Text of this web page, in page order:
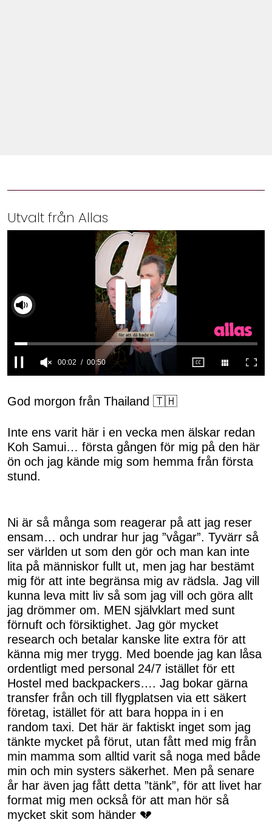
Utvalt från Allas
of
50
God morgon från Thailand 🇹🇭
Inte ens varit här i en vecka men älskar redan
Koh Samui… första gången för mig på den här
ön och jag kände mig som hemma från första
stund.
Ni är så många som reagerar på att jag reser
ensam… och undrar hur jag ”vågar”. Tyvärr så
ser världen ut som den gör och man kan inte
lita på människor fullt ut, men jag har bestämt
mig för att inte begränsa mig av rädsla. Jag vill
kunna leva mitt liv så som jag vill och göra allt
jag drömmer om. MEN självklart med sunt
förnuft och försiktighet. Jag gör mycket
research och betalar kanske lite extra för att
känna mig mer trygg. Med boende jag kan låsa
ordentligt med personal 24/7 istället för ett
Hostel med backpackers…. Jag bokar gärna
transfer från och till flygplatsen via ett säkert
företag, istället för att bara hoppa in i en
random taxi. Det här är faktiskt inget som jag
tänkte mycket på förut, utan fått med mig från
min mamma som alltid varit så noga med både
min och min systers säkerhet. Men på senare
år har även jag fått detta ”tänk”, för att livet har
format mig men också för att man hör så
mycket skit som händer 💔